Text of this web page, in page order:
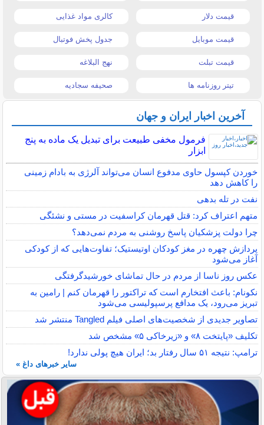
قیمت دلار کالری مواد غذایی
قیمت موبایل جدول پخش فوتبال
قیمت تبلت نهج البلاغه
تیتر روزنامه ها صحیفه سجادیه
آخرین اخبار ایران و جهان
فرمول مخفی طبیعت برای تبدیل یک ماده به پنج
ابزار
خوردن کپسول حاوی مدفوع انسان می‌تواند آلرژی به بادام زمینی
را کاهش دهد
نفت در تله بدهی
متهم اعتراف کرد: قتل قهرمان کراسفیت در مستی و نشئگی
چرا دولت پزشکیان پاسخ روشنی به مردم نمی‌دهد؟
پردازش چهره در مغز کودکان اوتیستیک؛ تفاوت‌هایی که از کودکی
آغاز می‌شود
عکس روز ناسا از مردم در حال تماشای خورشیدگرفتگی
نکونام: باعث افتخارم است که تراکتور را قهرمان کنم | رامین به
تبریز می‌رود، یک مدافع پرسپولیسی می‌شود
تصاویر جدیدی از شخصیت‌های اصلی فیلم Tangled منتشر شد
تکلیف «پایتخت ۸» و «زیرخاکی ۵» مشخص شد
ترامپ: نتیجه ۵۱ سال رفتار بد؛ ایران هیچ پولی ندارد!
سایر خبرهای داغ »